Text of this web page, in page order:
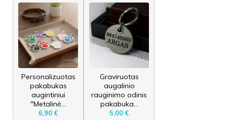
Personalizuotas
pakabukas
augintiniui
"Metalinė...
6,90 €
Graviruotas
augalinio
rauginimo odinis
pakabuka...
5,00 €